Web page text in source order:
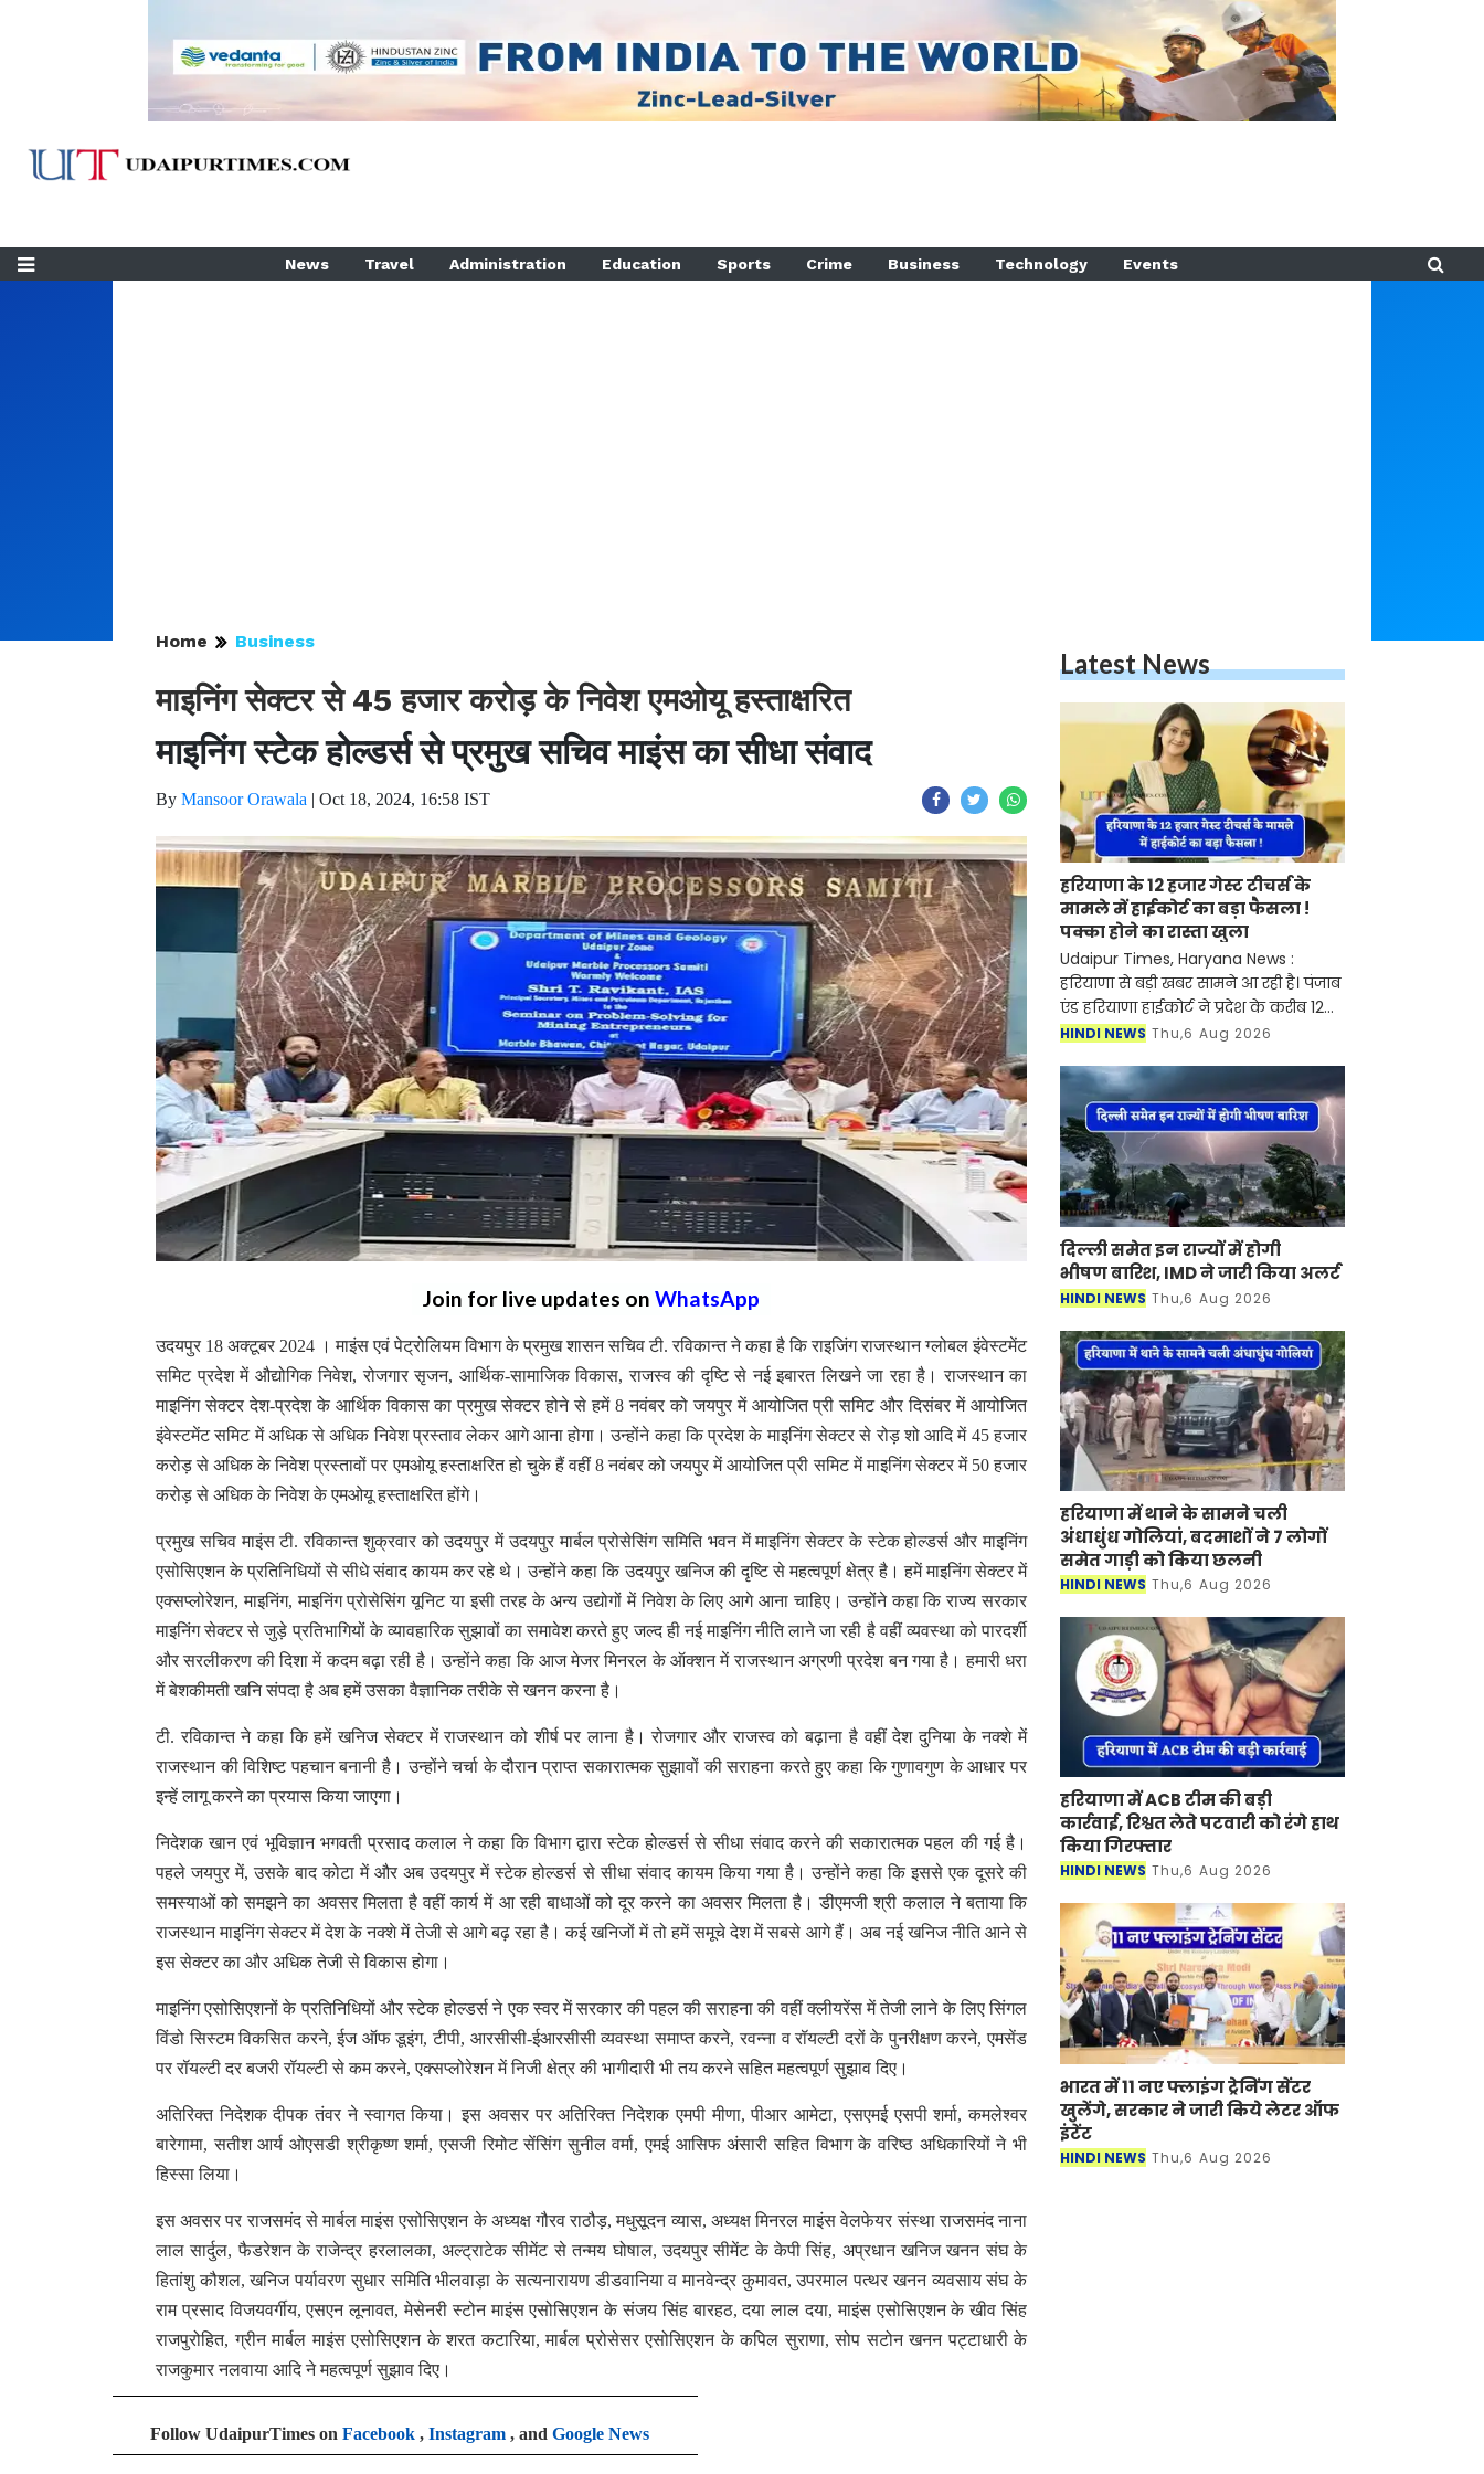
News Travel Administration Education Sports Crime Business Technology Events
Home Business
माइनिंग सेक्टर से 45 हजार करोड़ के निवेश एमओयू हस्ताक्षरित
माइनिंग स्टेक होल्डर्स से प्रमुख सचिव माइंस का सीधा संवाद
By Mansoor Orawala | Oct 18, 2024, 16:58 IST
Join for live updates on WhatsApp
उदयपुर 18 अक्टूबर 2024 । माइंस एवं पेट्रोलियम विभाग के प्रमुख शासन सचिव टी. रविकान्त ने कहा है कि राइजिंग राजस्थान ग्लोबल इंवेस्टमेंट
समिट प्रदेश में औद्योगिक निवेश, रोजगार सृजन, आर्थिक-सामाजिक विकास, राजस्व की दृष्टि से नई इबारत लिखने जा रहा है। राजस्थान का
माइनिंग सेक्टर देश-प्रदेश के आर्थिक विकास का प्रमुख सेक्टर होने से हमें 8 नवंबर को जयपुर में आयोजित प्री समिट और दिसंबर में आयोजित
इंवेस्टमेंट समिट में अधिक से अधिक निवेश प्रस्ताव लेकर आगे आना होगा। उन्होंने कहा कि प्रदेश के माइनिंग सेक्टर से रोड़ शो आदि में 45 हजार
करोड़ से अधिक के निवेश प्रस्तावों पर एमओयू हस्ताक्षरित हो चुके हैं वहीं 8 नवंबर को जयपुर में आयोजित प्री समिट में माइनिंग सेक्टर में 50 हजार
करोड़ से अधिक के निवेश के एमओयू हस्ताक्षरित होंगे।
प्रमुख सचिव माइंस टी. रविकान्त शुक्रवार को उदयपुर में उदयपुर मार्बल प्रोसेसिंग समिति भवन में माइनिंग सेक्टर के स्टेक होल्डर्स और माइनिंग
एसोसिएशन के प्रतिनिधियों से सीधे संवाद कायम कर रहे थे। उन्होंने कहा कि उदयपुर खनिज की दृष्टि से महत्वपूर्ण क्षेत्र है। हमें माइनिंग सेक्टर में
एक्सप्लोरेशन, माइनिंग, माइनिंग प्रोसेसिंग यूनिट या इसी तरह के अन्य उद्योगों में निवेश के लिए आगे आना चाहिए। उन्होंने कहा कि राज्य सरकार
माइनिंग सेक्टर से जुड़े प्रतिभागियों के व्यावहारिक सुझावों का समावेश करते हुए जल्द ही नई माइनिंग नीति लाने जा रही है वहीं व्यवस्था को पारदर्शी
और सरलीकरण की दिशा में कदम बढ़ा रही है। उन्होंने कहा कि आज मेजर मिनरल के ऑक्शन में राजस्थान अग्रणी प्रदेश बन गया है। हमारी धरा
में बेशकीमती खनि संपदा है अब हमें उसका वैज्ञानिक तरीके से खनन करना है।
टी. रविकान्त ने कहा कि हमें खनिज सेक्टर में राजस्थान को शीर्ष पर लाना है। रोजगार और राजस्व को बढ़ाना है वहीं देश दुनिया के नक्शे में
राजस्थान की विशिष्ट पहचान बनानी है। उन्होंने चर्चा के दौरान प्राप्त सकारात्मक सुझावों की सराहना करते हुए कहा कि गुणावगुण के आधार पर
इन्हें लागू करने का प्रयास किया जाएगा।
निदेशक खान एवं भूविज्ञान भगवती प्रसाद कलाल ने कहा कि विभाग द्वारा स्टेक होल्डर्स से सीधा संवाद करने की सकारात्मक पहल की गई है।
पहले जयपुर में, उसके बाद कोटा में और अब उदयपुर में स्टेक होल्डर्स से सीधा संवाद कायम किया गया है। उन्होंने कहा कि इससे एक दूसरे की
समस्याओं को समझने का अवसर मिलता है वहीं कार्य में आ रही बाधाओं को दूर करने का अवसर मिलता है। डीएमजी श्री कलाल ने बताया कि
राजस्थान माइनिंग सेक्टर में देश के नक्शे में तेजी से आगे बढ़ रहा है। कई खनिजों में तो हमें समूचे देश में सबसे आगे हैं। अब नई खनिज नीति आने से
इस सेक्टर का और अधिक तेजी से विकास होगा।
माइनिंग एसोसिएशनों के प्रतिनिधियों और स्टेक होल्डर्स ने एक स्वर में सरकार की पहल की सराहना की वहीं क्लीयरेंस में तेजी लाने के लिए सिंगल
विंडो सिस्टम विकसित करने, ईज ऑफ डूइंग, टीपी, आरसीसी-ईआरसीसी व्यवस्था समाप्त करने, रवन्ना व रॉयल्टी दरों के पुनरीक्षण करने, एमसेंड
पर रॉयल्टी दर बजरी रॉयल्टी से कम करने, एक्सप्लोरेशन में निजी क्षेत्र की भागीदारी भी तय करने सहित महत्वपूर्ण सुझाव दिए।
अतिरिक्त निदेशक दीपक तंवर ने स्वागत किया। इस अवसर पर अतिरिक्त निदेशक एमपी मीणा, पीआर आमेटा, एसएमई एसपी शर्मा, कमलेश्वर
बारेगामा, सतीश आर्य ओएसडी श्रीकृष्ण शर्मा, एसजी रिमोट सेंसिंग सुनील वर्मा, एमई आसिफ अंसारी सहित विभाग के वरिष्ठ अधिकारियों ने भी
हिस्सा लिया।
इस अवसर पर राजसमंद से मार्बल माइंस एसोसिएशन के अध्यक्ष गौरव राठौड़, मधुसूदन व्यास, अध्यक्ष मिनरल माइंस वेलफेयर संस्था राजसमंद नाना
लाल सार्दुल, फैडरेशन के राजेन्द्र हरलालका, अल्ट्राटेक सीमेंट से तन्मय घोषाल, उदयपुर सीमेंट के केपी सिंह, अप्रधान खनिज खनन संघ के
हितांशु कौशल, खनिज पर्यावरण सुधार समिति भीलवाड़ा के सत्यनारायण डीडवानिया व मानवेन्द्र कुमावत, उपरमाल पत्थर खनन व्यवसाय संघ के
राम प्रसाद विजयवर्गीय, एसएन लूनावत, मेसेनरी स्टोन माइंस एसोसिएशन के संजय सिंह बारहठ, दया लाल दया, माइंस एसोसिएशन के खीव सिंह
राजपुरोहित, ग्रीन मार्बल माइंस एसोसिएशन के शरत कटारिया, मार्बल प्रोसेसर एसोसिएशन के कपिल सुराणा, सोप सटोन खनन पट्टाधारी के
राजकुमार नलवाया आदि ने महत्वपूर्ण सुझाव दिए।
Follow UdaipurTimes on Facebook , Instagram , and Google News
Latest News
हरियाणा के 12 हजार गेस्ट टीचर्स के
मामले में हाईकोर्ट का बड़ा फैसला !
पक्का होने का रास्ता खुला
Udaipur Times, Haryana News :
हरियाणा से बड़ी खबर सामने आ रही है। पंजाब
एंड हरियाणा हाईकोर्ट ने प्रदेश के करीब 12
हजार गेस्ट टीचर्स से जुड़े मामले में बड़ा
कोर्ट ने
HINDI NEWS Thu,6 Aug 2026
दिल्ली समेत इन राज्यों में होगी
भीषण बारिश, IMD ने जारी किया अलर्ट
HINDI NEWS Thu,6 Aug 2026
हरियाणा में थाने के सामने चली
अंधाधुंध गोलियां, बदमाशों ने 7 लोगों
समेत गाड़ी को किया छलनी
HINDI NEWS Thu,6 Aug 2026
हरियाणा में ACB टीम की बड़ी
कार्रवाई, रिश्वत लेते पटवारी को रंगे हाथ
किया गिरफ्तार
HINDI NEWS Thu,6 Aug 2026
भारत में 11 नए फ्लाइंग ट्रेनिंग सेंटर
खुलेंगे, सरकार ने जारी किये लेटर ऑफ
इंटेंट
HINDI NEWS Thu,6 Aug 2026